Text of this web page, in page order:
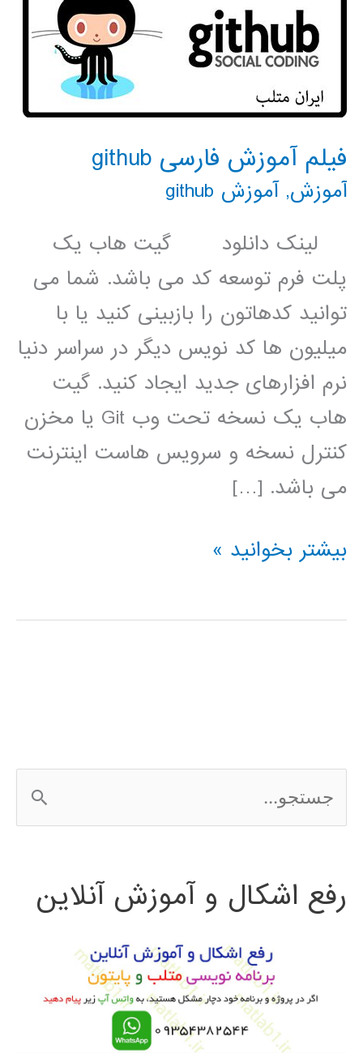
فیلم آموزش فارسی github
آموزش,آموزش github
لینک دانلود گیت هاب یک
پلت فرم توسعه کد می باشد. شما می
توانید کدهاتون را بازبینی کنید یا با
میلیون ها کد نویس دیگر در سراسر دنیا
نرم افزارهای جدید ایجاد کنید. گیت
هاب یک نسخه تحت وب Git یا مخزن
کنترل نسخه و سرویس هاست اینترنت
می باشد. […]
فیلم
فارسی
بیشتر بخوانید »
س
ج
رفع اشکال و آموزش آنلاین